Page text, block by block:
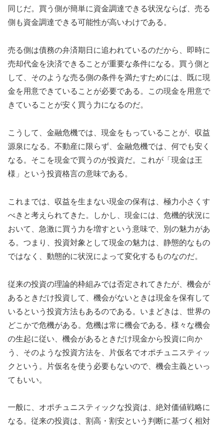
同じだ。買う側が簡単に資金調達できる状況ならば、売る
側も資金調達できる可能性が高いわけである。
売る側は債務の弁済期日に追われているのだから、即時に
売却代金を決済できることが重要な条件になる。買う側と
して、そのような売る側の条件を満たすためには、既に現
金を用意できていることが必要である。この現金を用意で
きていることが安く買う力になるのだ。
こうして、金融危機では、現金をもっていることが、収益
源泉になる。不動産に限らず、金融危機では、何でも安く
なる。そこを現金で買うのが投資だ。これが「現金は王
様」という投資格言の意味である。
これまでは、収益を生まない現金の保有は、極力小さくす
べきと考えられてきた。しかし、現金には、危機的状況に
おいて、急激に買う力を増すという意味で、別の魅力があ
る。つまり、投資対象として現金の魅力は、静態的なもの
ではなく、動態的に状況によって変化するものなのだ。
従来の投資の理論的枠組みでは否定されてきたが、機会が
あるときだけ投資して、機会がないときは現金を保有して
いるという投資方法もあるのである。いまどきは、世界の
どこかで危機がある。危機は常に機会である。様々な機会
の生起に従い、機会があるときだけ現金から投資に向か
う、そのような投資方法を、片仮名でオポチュニスティッ
クという。片仮名を使う必要もないので、機会主義といっ
てもいい。
一般に、オポチュニスティックな投資は、絶対価値戦略に
なる。従来の投資は、割高・割安という判断に基づく相対